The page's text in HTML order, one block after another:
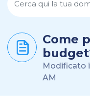
Come
Modificato
AM